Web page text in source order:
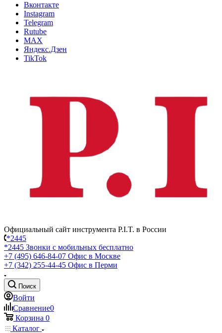
Вконтакте
Instagram
Telegram
Rutube
MAX
Яндекс.Дзен
TikTok
Официальный сайт инструмента P.I.T. в России
*2445
*2445 Звонки с мобильных бесплатно
+7 (495) 646-84-07 Офис в Москве
+7 (342) 255-44-45 Офис в Перми
Поиск
Войти
Сравнение0
Корзина 0
Каталог